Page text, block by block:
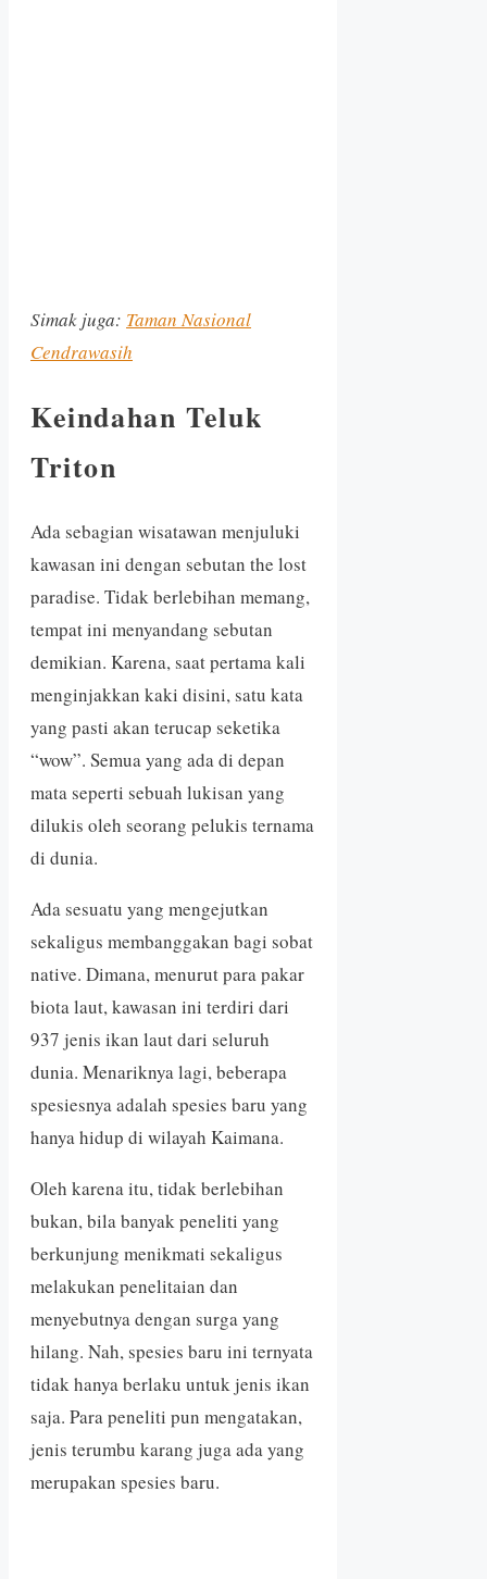
Simak juga: Taman Nasional
Cendrawasih
Keindahan Teluk
Triton
Ada sebagian wisatawan menjuluki
kawasan ini dengan sebutan the lost
paradise. Tidak berlebihan memang,
tempat ini menyandang sebutan
demikian. Karena, saat pertama kali
menginjakkan kaki disini, satu kata
yang pasti akan terucap seketika
“wow”. Semua yang ada di depan
mata seperti sebuah lukisan yang
dilukis oleh seorang pelukis ternama
di dunia.
Ada sesuatu yang mengejutkan
sekaligus membanggakan bagi sobat
native. Dimana, menurut para pakar
biota laut, kawasan ini terdiri dari
937 jenis ikan laut dari seluruh
dunia. Menariknya lagi, beberapa
spesiesnya adalah spesies baru yang
hanya hidup di wilayah Kaimana.
Oleh karena itu, tidak berlebihan
bukan, bila banyak peneliti yang
berkunjung menikmati sekaligus
melakukan penelitaian dan
menyebutnya dengan surga yang
hilang. Nah, spesies baru ini ternyata
tidak hanya berlaku untuk jenis ikan
saja. Para peneliti pun mengatakan,
jenis terumbu karang juga ada yang
merupakan spesies baru.